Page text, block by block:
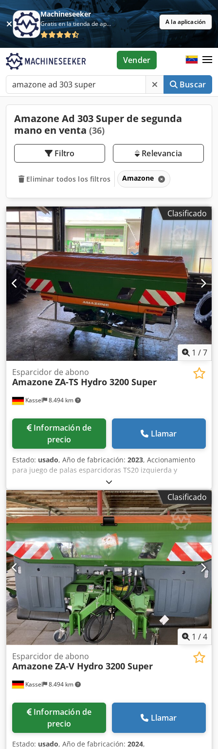
Machineseeker
Gratis en la tienda de aplicaciones A la aplicación
Buscar
Vender
Amazone Ad 303 Super de segunda
mano en venta (36)
Filtro Relevancia
Eliminar todos los filtros Amazone
Clasificado
1 /7
Kassel 8.494 km
Esparcidor de abono
Amazone ZA-TS Hydro 3200 Super
Información de
precio
Llamar
Estado: usado, Año de fabricación: 2023, Accionamiento
para juego de palas esparcidoras TS20 izquierda y
derecha, accionamiento hidráulico izquierda y derecha
con Auto TS y FlowControl, disco principal izquierda y
derecha con AutoTS, barra de protección tubular,
dispositivo de rodillo y estacionamiento abatible,
iluminación de trabajo, sensor de inclinación para sistema
de pesaje, 16 unidades EasyCheck. Dodpfxjt A Tzwo Ak
Eokr
Clasificado
1 /4
Kassel 8.494 km
Esparcidor de abono
Amazone ZA-V Hydro 3200 Super
Información de
precio
Llamar
Estado: usado, Año de fabricación: 2024,